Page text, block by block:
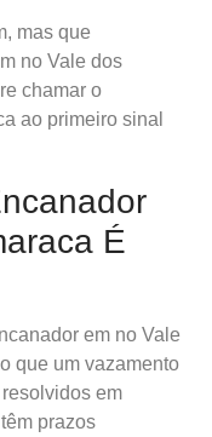
mas que
no Vale dos
chamar o
ao primeiro sinal
É
em no Vale
que um vazamento
em
prazos